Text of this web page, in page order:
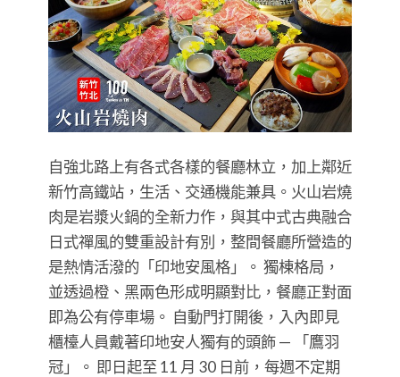
自強北路上有各式各樣的餐廳林立，加上鄰近
新竹高鐵站，生活、交通機能兼具。火山岩燒
肉是岩漿火鍋的全新力作，與其中式古典融合
日式禪風的雙重設計有別，整間餐廳所營造的
是熱情活潑的「印地安風格」。 獨棟格局，
並透過橙、黑兩色形成明顯對比，餐廳正對面
即為公有停車場。 自動門打開後，入內即見
櫃檯人員戴著印地安人獨有的頭飾 — 「鷹羽
冠」。 即日起至 11 月 30 日前，每週不定期